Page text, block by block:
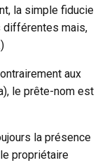
la simple fiducie
différentes mais,
aux
le prête-nom est
la présence
propriétaire